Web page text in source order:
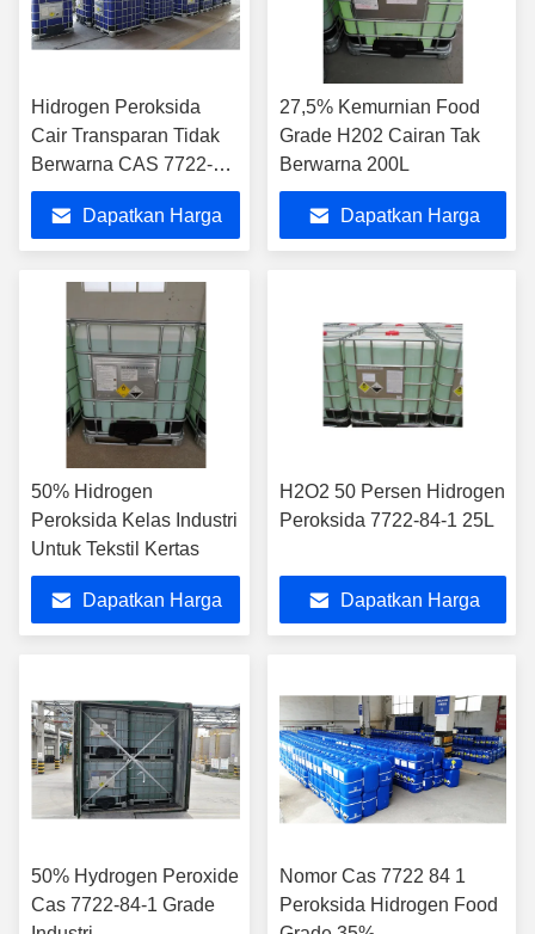
Hidrogen Peroksida
Cair Transparan Tidak
Berwarna CAS 7722-84-
1
Dapatkan Harga
27,5% Kemurnian Food
Grade H202 Cairan Tak
Berwarna 200L
Dapatkan Harga
50% Hidrogen
Peroksida Kelas Industri
Untuk Tekstil Kertas
Dapatkan Harga
H2O2 50 Persen Hidrogen
Peroksida 7722-84-1 25L
Dapatkan Harga
50% Hydrogen Peroxide
Cas 7722-84-1 Grade
Nomor Cas 7722 84 1
Peroksida Hidrogen Food